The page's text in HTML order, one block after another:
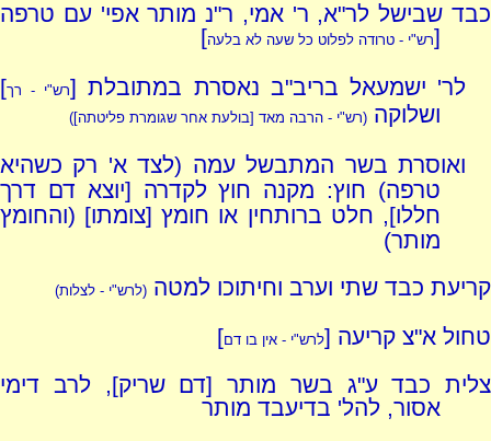
כבד שבישל לר"א, ר' אמי, ר"נ מותר אפי' עם טרפה
[רש"י - טרודה לפלוט כל שעה לא בלעה]
לר' ישמעאל בריב"ב נאסרת במתובלת [רש"י - רך]
ושלוקה(רש"י - הרבה מאד [בולעת אחר שגומרת פליטתה])
ואוסרת בשר המתבשל עמה (לצד א' רק כשהיא
טרפה) חוץ: מקנה חוץ לקדרה [יוצא דם דרך
חללו], חלט ברותחין או חומץ [צומתו] (והחומץ
מותר)
קריעת כבד שתי וערב וחיתוכו למטה (לרש"י - לצלות)
טחול א"צ קריעה [לרש"י - אין בו דם]
צלית כבד ע"ג בשר מותר [דם שריק], לרב דימי
אסור, להל' בדיעבד מותר